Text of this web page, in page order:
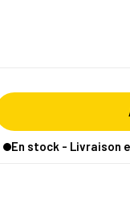
En stock - Livraison